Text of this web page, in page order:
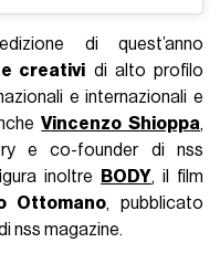
di quest’anno
creativi di alto profilo
e internazionali e
Vincenzo Shioppa,
e co-founder di nss
inoltre
BODY, il film
Ottomano, pubblicato
nss magazine.